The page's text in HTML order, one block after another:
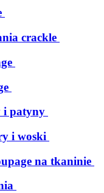
crackle
i patyny
i woski
na tkaninie